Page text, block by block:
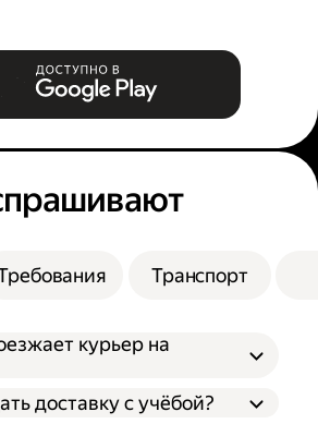
Транспорт
курьер на
доставку с учёбой?